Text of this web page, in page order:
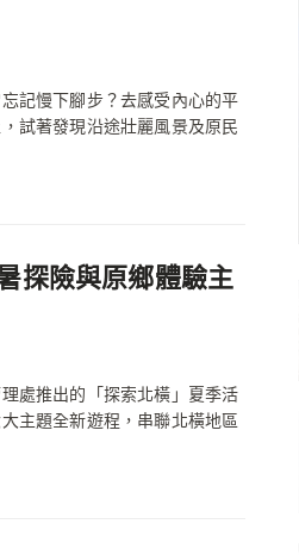
記慢下腳步？去感受內心的平
試著發現沿途壯麗風景及原民
探險與原鄉體驗主
處推出的「探索北橫」夏季活
主題全新遊程，串聯北橫地區